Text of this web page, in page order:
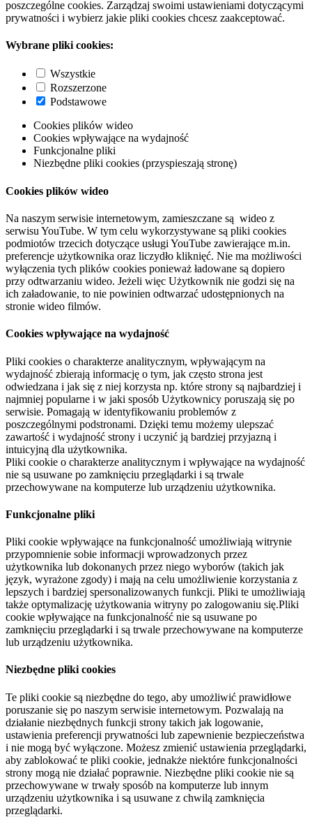
poszczególne cookies. Zarządzaj swoimi ustawieniami dotyczącymi
prywatności i wybierz jakie pliki cookies chcesz zaakceptować.
Wybrane pliki cookies:
Wszystkie
Rozszerzone
Podstawowe
Cookies plików wideo
Cookies wpływające na wydajność
Funkcjonalne pliki
Niezbędne pliki cookies (przyspieszają stronę)
Cookies plików wideo
Na naszym serwisie internetowym, zamieszczane są wideo z
serwisu YouTube. W tym celu wykorzystywane są pliki cookies
podmiotów trzecich dotyczące usługi YouTube zawierające m.in.
preferencje użytkownika oraz liczydło kliknięć. Nie ma możliwości
wyłączenia tych plików cookies ponieważ ładowane są dopiero
przy odtwarzaniu wideo. Jeżeli więc Użytkownik nie godzi się na
ich załadowanie, to nie powinien odtwarzać udostępnionych na
stronie wideo filmów.
Cookies wpływające na wydajność
Pliki cookies o charakterze analitycznym, wpływającym na
wydajność zbierają informację o tym, jak często strona jest
odwiedzana i jak się z niej korzysta np. które strony są najbardziej i
najmniej popularne i w jaki sposób Użytkownicy poruszają się po
serwisie. Pomagają w identyfikowaniu problemów z
poszczególnymi podstronami. Dzięki temu możemy ulepszać
zawartość i wydajność strony i uczynić ją bardziej przyjazną i
intuicyjną dla użytkownika.
Pliki cookie o charakterze analitycznym i wpływające na wydajność
nie są usuwane po zamknięciu przeglądarki i są trwale
przechowywane na komputerze lub urządzeniu użytkownika.
Funkcjonalne pliki
Pliki cookie wpływające na funkcjonalność umożliwiają witrynie
przypomnienie sobie informacji wprowadzonych przez
użytkownika lub dokonanych przez niego wyborów (takich jak
język, wyrażone zgody) i mają na celu umożliwienie korzystania z
lepszych i bardziej spersonalizowanych funkcji. Pliki te umożliwiają
także optymalizację użytkowania witryny po zalogowaniu się.Pliki
cookie wpływające na funkcjonalność nie są usuwane po
zamknięciu przeglądarki i są trwale przechowywane na komputerze
lub urządzeniu użytkownika.
Niezbędne pliki cookies
Te pliki cookie są niezbędne do tego, aby umożliwić prawidłowe
poruszanie się po naszym serwisie internetowym. Pozwalają na
działanie niezbędnych funkcji strony takich jak logowanie,
ustawienia preferencji prywatności lub zapewnienie bezpieczeństwa
i nie mogą być wyłączone. Możesz zmienić ustawienia przeglądarki,
aby zablokować te pliki cookie, jednakże niektóre funkcjonalności
strony mogą nie działać poprawnie. Niezbędne pliki cookie nie są
przechowywane w trwały sposób na komputerze lub innym
urządzeniu użytkownika i są usuwane z chwilą zamknięcia
przeglądarki.